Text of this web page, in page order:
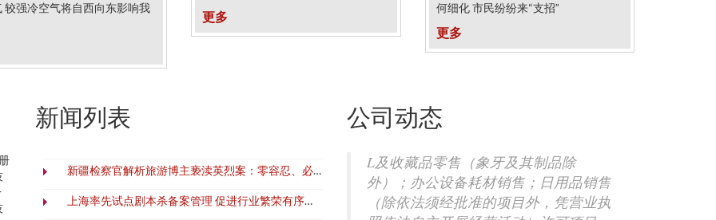
较强冷空气将自西向东影响我
更多
何细化 市民纷纷来“支招”
更多
新闻列表
新疆检察官解析旅游博主亵渎英烈案：零容忍、必追责
上海率先试点剧本杀备案管理 促进行业繁荣有序发展
公司动态
L及收藏品零售（象牙及其制品除
外）；办公设备耗材销售；日用品销售
（除依法须经批准的项目外，凭营业执